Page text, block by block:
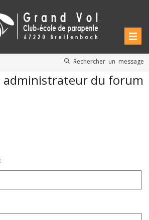
Rechercher un message
administrateur du forum